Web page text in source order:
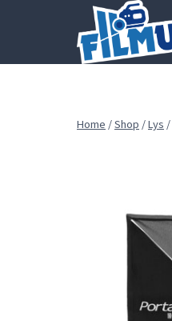
Home /Shop /Lys /